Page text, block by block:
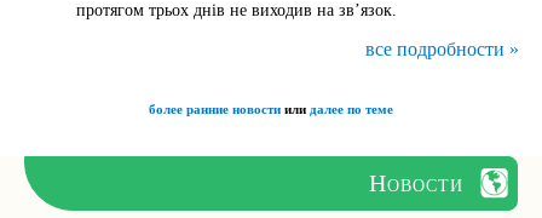
протягом трьох днів не виходив на зв’язок.
все подробности »
более ранние новости или далее по теме
Новости